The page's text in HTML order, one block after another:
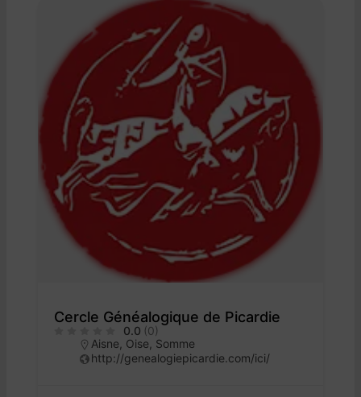
Cercle Généalogique de Picardie
0.0 (0)
Aisne Oise Somme
http://genealogiepicardie.com/ici/